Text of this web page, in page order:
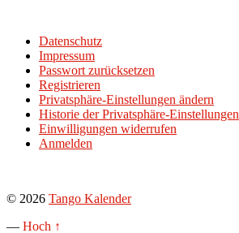
Datenschutz
Impressum
Passwort zurücksetzen
Registrieren
Privatsphäre-Einstellungen ändern
Historie der Privatsphäre-Einstellungen
Einwilligungen widerrufen
Anmelden
© 2026 Tango Kalender
— Hoch ↑